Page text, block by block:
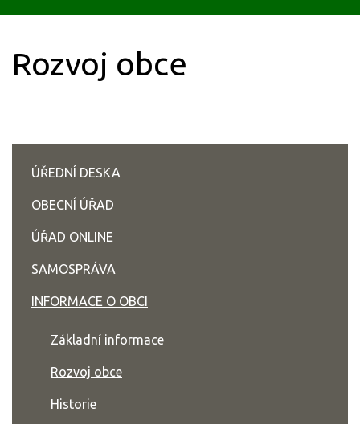
Rozvoj obce
ÚŘEDNÍ DESKA
OBECNÍ ÚŘAD
ÚŘAD ONLINE
SAMOSPRÁVA
INFORMACE O OBCI
Základní informace
Rozvoj obce
Historie